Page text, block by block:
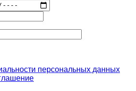
персональных данных